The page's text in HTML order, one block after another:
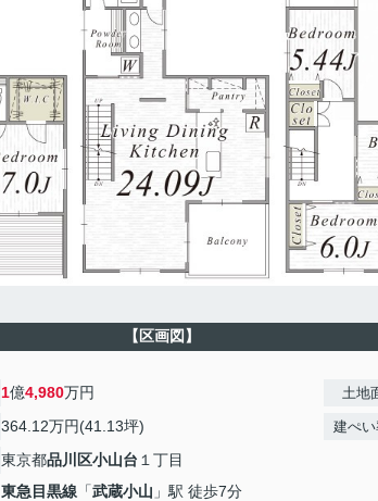
【区画図】
1億4,980万円
364.12万円(41.13坪)
東京都品川区小山台 １丁目
東急目黒線 「武蔵小山 」駅 徒歩7分
土地
建ぺ